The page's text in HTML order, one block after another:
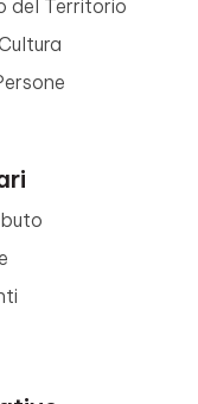
del Territorio